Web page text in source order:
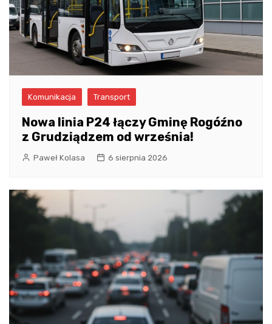
Komunikacja Transport
Nowa linia P24 łączy Gminę Rogóźno
z Grudziądzem od września!
Paweł Kolasa 6 sierpnia 2026